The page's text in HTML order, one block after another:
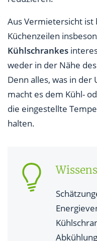
Aus Vermietersicht ist
Küchenzeilen
Kühlschrankes
weder in der Nähe
Denn alles, was in
macht es dem Kühl-
die eingestellte
halten.